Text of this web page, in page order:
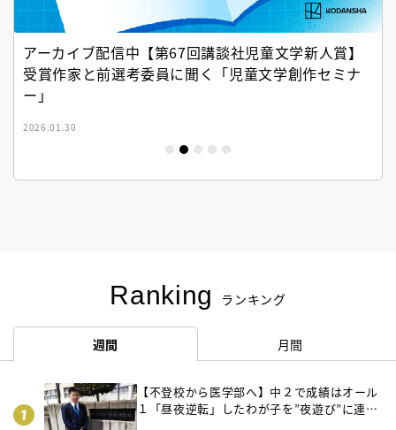
アーカイブ配信中【第67回講談社児童文学新人賞】
受賞作家と前選考委員に聞く「児童文学創作セミナ
ー」
2026.01.30
Ranking ランキング
週間 月間
【不登校から医学部へ】中２で成績はオール
１「昼夜逆転」したわが子を”夜遊び”に連れ